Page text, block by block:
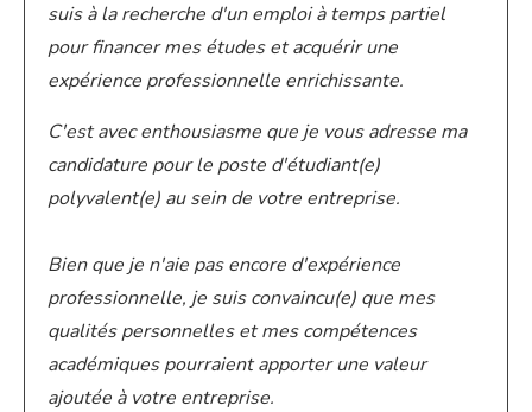
suis à la recherche d'un emploi à temps partiel
pour financer mes études et acquérir une
expérience professionnelle enrichissante.
C'est avec enthousiasme que je vous adresse ma
candidature pour le poste d'étudiant(e)
polyvalent(e) au sein de votre entreprise.
Bien que je n'aie pas encore d'expérience
professionnelle, je suis convaincu(e) que mes
qualités personnelles et mes compétences
académiques pourraient apporter une valeur
ajoutée à votre entreprise.